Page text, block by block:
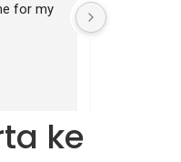
for my
The best
ke